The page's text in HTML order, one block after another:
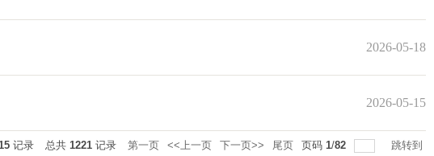
2026-05-18
2026-05-15
记录 总共 1221 记录 第一页 <<上一页 下一页>> 尾页 页码 1/82 跳转到